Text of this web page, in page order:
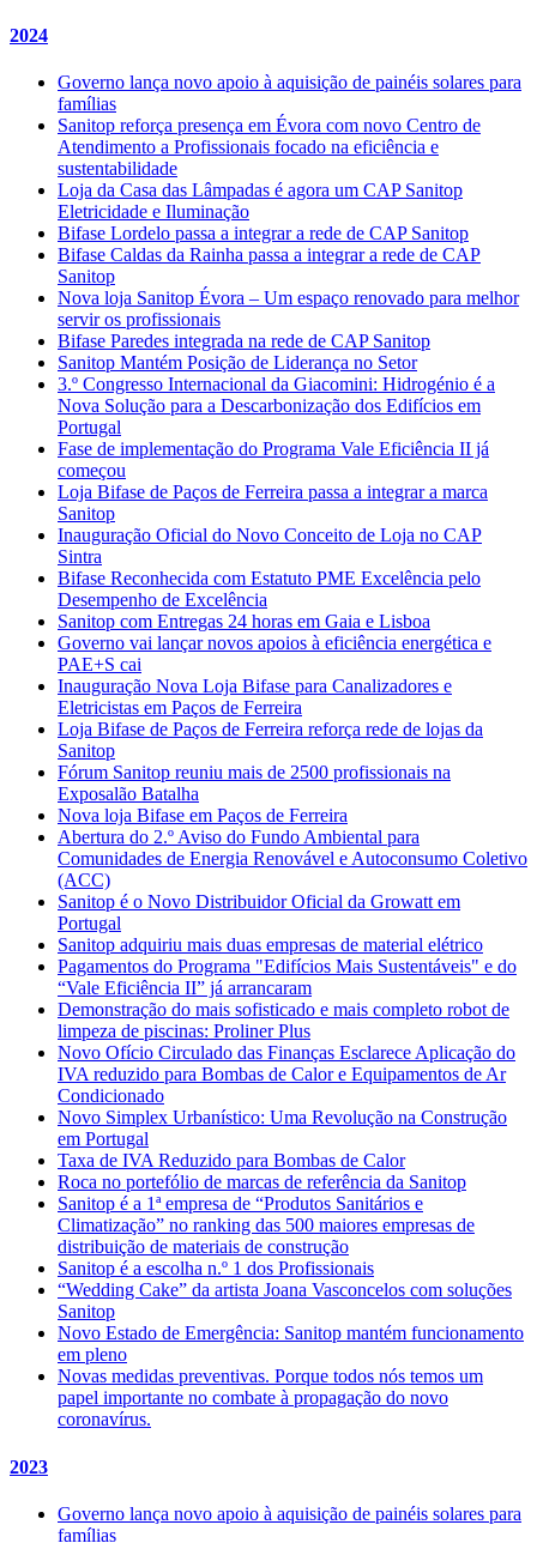
2024
Governo lança novo apoio à aquisição de painéis solares para
famílias
Sanitop reforça presença em Évora com novo Centro de
Atendimento a Profissionais focado na eficiência e
sustentabilidade
Loja da Casa das Lâmpadas é agora um CAP Sanitop
Eletricidade e Iluminação
Bifase Lordelo passa a integrar a rede de CAP Sanitop
Bifase Caldas da Rainha passa a integrar a rede de CAP
Sanitop
Nova loja Sanitop Évora – Um espaço renovado para melhor
servir os profissionais
Bifase Paredes integrada na rede de CAP Sanitop
Sanitop Mantém Posição de Liderança no Setor
3.º Congresso Internacional da Giacomini: Hidrogénio é a
Nova Solução para a Descarbonização dos Edifícios em
Portugal
Fase de implementação do Programa Vale Eficiência II já
começou
Loja Bifase de Paços de Ferreira passa a integrar a marca
Sanitop
Inauguração Oficial do Novo Conceito de Loja no CAP
Sintra
Bifase Reconhecida com Estatuto PME Excelência pelo
Desempenho de Excelência
Sanitop com Entregas 24 horas em Gaia e Lisboa
Governo vai lançar novos apoios à eficiência energética e
PAE+S cai
Inauguração Nova Loja Bifase para Canalizadores e
Eletricistas em Paços de Ferreira
Loja Bifase de Paços de Ferreira reforça rede de lojas da
Sanitop
Fórum Sanitop reuniu mais de 2500 profissionais na
Exposalão Batalha
Nova loja Bifase em Paços de Ferreira
Abertura do 2.º Aviso do Fundo Ambiental para
Comunidades de Energia Renovável e Autoconsumo Coletivo
(ACC)
Sanitop é o Novo Distribuidor Oficial da Growatt em
Portugal
Sanitop adquiriu mais duas empresas de material elétrico
Pagamentos do Programa "Edifícios Mais Sustentáveis" e do
“Vale Eficiência II” já arrancaram
Demonstração do mais sofisticado e mais completo robot de
limpeza de piscinas: Proliner Plus
Novo Ofício Circulado das Finanças Esclarece Aplicação do
IVA reduzido para Bombas de Calor e Equipamentos de Ar
Condicionado
Novo Simplex Urbanístico: Uma Revolução na Construção
em Portugal
Taxa de IVA Reduzido para Bombas de Calor
Roca no portefólio de marcas de referência da Sanitop
Sanitop é a 1ª empresa de “Produtos Sanitários e
Climatização” no ranking das 500 maiores empresas de
distribuição de materiais de construção
Sanitop é a escolha n.º 1 dos Profissionais
“Wedding Cake” da artista Joana Vasconcelos com soluções
Sanitop
Novo Estado de Emergência: Sanitop mantém funcionamento
em pleno
Novas medidas preventivas. Porque todos nós temos um
papel importante no combate à propagação do novo
coronavírus.
2023
Governo lança novo apoio à aquisição de painéis solares para
famílias